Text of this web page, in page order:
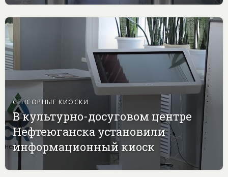
СЕНСОРНЫЕ КИОСКИ
В культурно-досуговом центре
Нефтеюганска установили
информационный киоск